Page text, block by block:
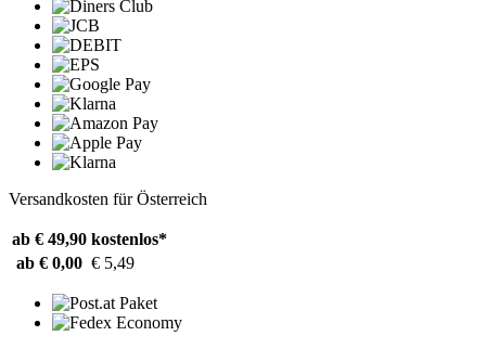
Versandkosten für Österreich
ab € 49,90 kostenlos*
ab € 0,00 € 5,49